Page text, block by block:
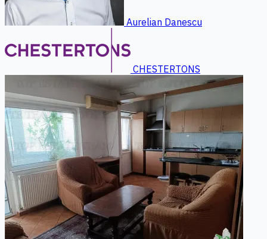
Aurelian Danescu
CHESTERTONS